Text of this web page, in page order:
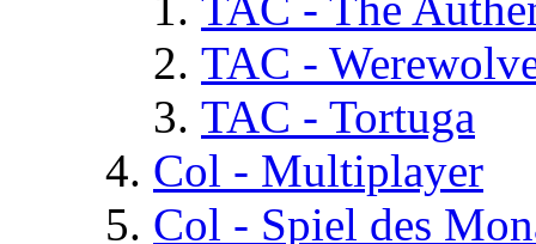
TAC -
TAC - Tortuga
Col - Multiplayer
Col - Spiel des